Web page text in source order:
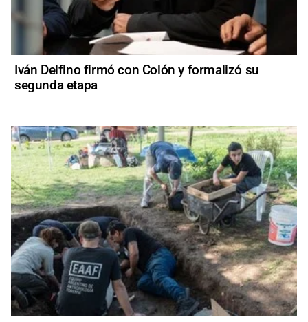
Iván Delfino firmó con Colón y formalizó su
segunda etapa